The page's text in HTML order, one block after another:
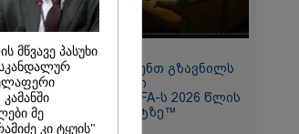
11:13 / 05-08-2026
Hisense წარმოგიდგენთ გზავნილს
"ინოვაციები უკეთესი
ცხოვრებისათვის" FIFA-ს 2026 წლის
მსოფლიო ჩემპიონატზე™
მწვავე პასუხი
მე
კი ტყუის"